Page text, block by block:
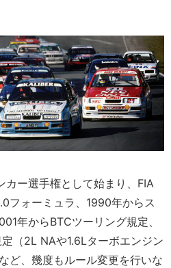
カー選手権として始まり、FIA
フォーミュラ、1990年からス
年からBTCツーリング規定、
（2L NAや1.6Lターボエンジン
ど、幾度もルール変更を行いな